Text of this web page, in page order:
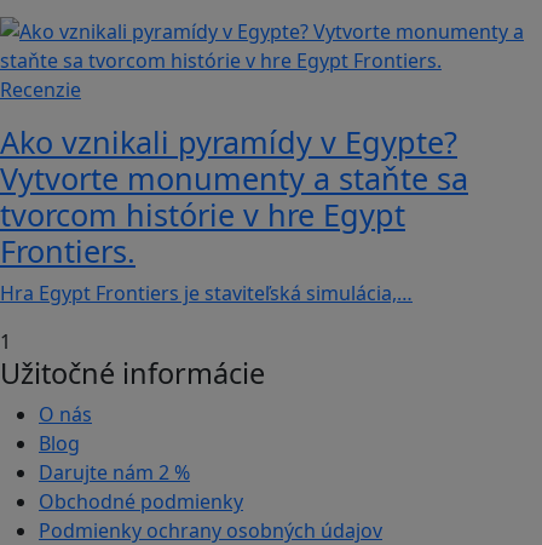
Recenzie
Ako vznikali pyramídy v Egypte?
Vytvorte monumenty a staňte sa
tvorcom histórie v hre Egypt
Frontiers.
Hra Egypt Frontiers je staviteľská simulácia,…
1
Užitočné informácie
O nás
Blog
Darujte nám 2 %
Obchodné podmienky
Podmienky ochrany osobných údajov